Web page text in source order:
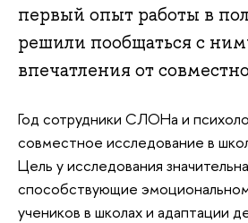
первый опыт работы в
решили пообщаться с
впечатления от
Год сотрудники СЛОНа и
совместное исследование в
Цель у исследования
способствующие
учеников в школах и адаптации